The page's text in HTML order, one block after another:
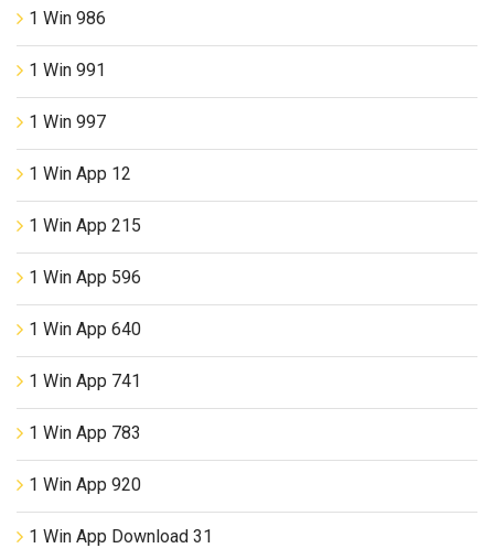
1 Win 986
1 Win 991
1 Win 997
1 Win App 12
1 Win App 215
1 Win App 596
1 Win App 640
1 Win App 741
1 Win App 783
1 Win App 920
1 Win App Download 31